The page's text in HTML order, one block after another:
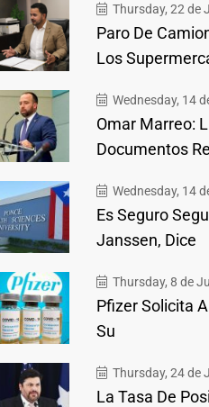
Thursday, 22 de
Paro De
Los
Wednesday, 14
Omar Marreo:
Documentos
Wednesday, 14
Es Seguro
Janssen, Dice
Thursday, 8 de
Pfizer Solicita
Su
Thursday, 24 de
La Tasa De